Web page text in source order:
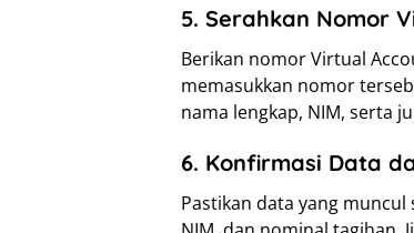
5. Serahkan Nomor
Berikan nomor Virtual
memasukkan nomor
nama lengkap, NIM, serta
6. Konfirmasi Data
Pastikan data yang